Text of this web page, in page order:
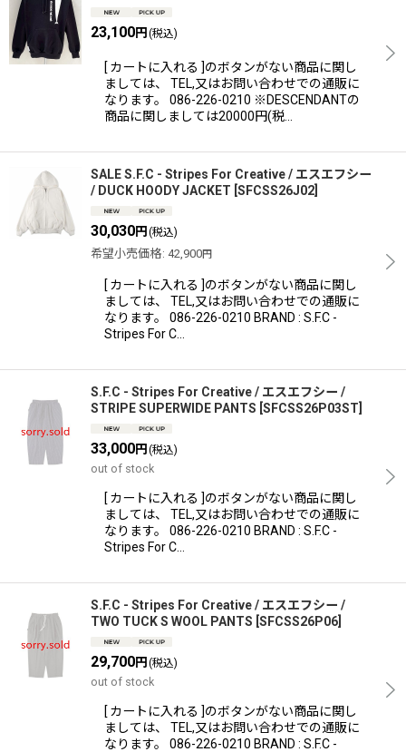
23,100円 (税込)
[ カートに入れる ]のボタンがない商品に関し
ましては、 TEL,又はお問い合わせでの通販に
なります。 086-226-0210 ※DESCENDANTの
商品に関しましては20000円(税…
SALE S.F.C - Stripes For Creative / エスエフシー
/ DUCK HOODY JACKET SFCSS26J02
30,030円 (税込)
希望小売価格: 42,900円
[ カートに入れる ]のボタンがない商品に関し
ましては、 TEL,又はお問い合わせでの通販に
なります。 086-226-0210 BRAND : S.F.C -
Stripes For C…
S.F.C - Stripes For Creative / エスエフシー /
STRIPE SUPERWIDE PANTS SFCSS26P03ST
33,000円 (税込)
out of stock
[ カートに入れる ]のボタンがない商品に関し
ましては、 TEL,又はお問い合わせでの通販に
なります。 086-226-0210 BRAND : S.F.C -
Stripes For C…
S.F.C - Stripes For Creative / エスエフシー /
TWO TUCK S WOOL PANTS SFCSS26P06
29,700円 (税込)
out of stock
[ カートに入れる ]のボタンがない商品に関し
ましては、 TEL,又はお問い合わせでの通販に
なります。 086-226-0210 BRAND : S.F.C -